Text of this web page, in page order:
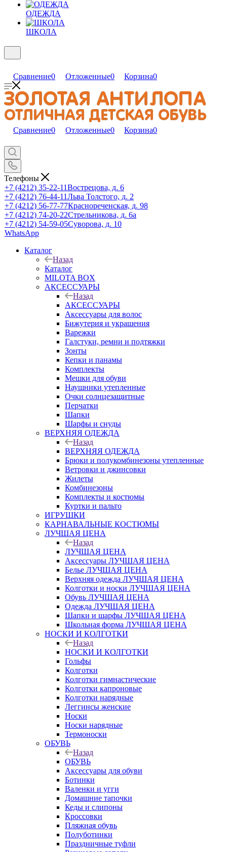
ОДЕЖДА
ШКОЛА
Сравнение0 Отложенные0 Корзина0
Сравнение0 Отложенные0 Корзина0
Телефоны
+7 (4212) 35-22-11Вострецова, д. 6
+7 (4212) 76-44-11Льва Толстого, д. 2
+7 (4212) 56-77-77Краснореченская, д. 98
+7 (4212) 74-20-22Стрельникова, д. 6а
+7 (4212) 54-59-05Суворова, д. 10
WhatsApp
Каталог
Назад
Каталог
MILOTA BOX
АКСЕССУАРЫ
Назад
АКСЕССУАРЫ
Аксессуары для волос
Бижутерия и украшения
Варежки
Галстуки, ремни и подтяжки
Зонты
Кепки и панамы
Комплекты
Мешки для обуви
Наушники утепленные
Очки солнцезащитные
Перчатки
Шапки
Шарфы и снуды
ВЕРХНЯЯ ОДЕЖДА
Назад
ВЕРХНЯЯ ОДЕЖДА
Брюки и полукомбинезоны утепленные
Ветровки и джинсовки
Жилеты
Комбинезоны
Комплекты и костюмы
Куртки и пальто
ИГРУШКИ
КАРНАВАЛЬНЫЕ КОСТЮМЫ
ЛУЧШАЯ ЦЕНА
Назад
ЛУЧШАЯ ЦЕНА
Аксессуары ЛУЧШАЯ ЦЕНА
Белье ЛУЧШАЯ ЦЕНА
Верхняя одежда ЛУЧШАЯ ЦЕНА
Колготки и носки ЛУЧШАЯ ЦЕНА
Обувь ЛУЧШАЯ ЦЕНА
Одежда ЛУЧШАЯ ЦЕНА
Шапки и шарфы ЛУЧШАЯ ЦЕНА
Школьная форма ЛУЧШАЯ ЦЕНА
НОСКИ И КОЛГОТКИ
Назад
НОСКИ И КОЛГОТКИ
Гольфы
Колготки
Колготки гимнастические
Колготки капроновые
Колготки нарядные
Леггинсы женские
Носки
Носки нарядные
Термоноски
ОБУВЬ
Назад
ОБУВЬ
Аксессуары для обуви
Ботинки
Валенки и угги
Домашние тапочки
Кеды и слипоны
Кроссовки
Пляжная обувь
Полуботинки
Праздничные туфли